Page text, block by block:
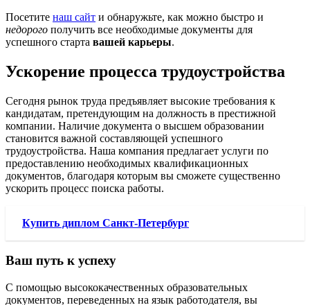
Посетите наш сайт и обнаружьте, как можно быстро и
недорого получить все необходимые документы для
успешного старта вашей карьеры.
Ускорение процесса трудоустройства
Сегодня рынок труда предъявляет высокие требования к
кандидатам, претендующим на должность в престижной
компании. Наличие документа о высшем образовании
становится важной составляющей успешного
трудоустройства. Наша компания предлагает услуги по
предоставлению необходимых квалификационных
документов, благодаря которым вы сможете существенно
ускорить процесс поиска работы.
Купить диплом Санкт-Петербург
Ваш путь к успеху
С помощью высококачественных образовательных
документов, переведенных на язык работодателя, вы